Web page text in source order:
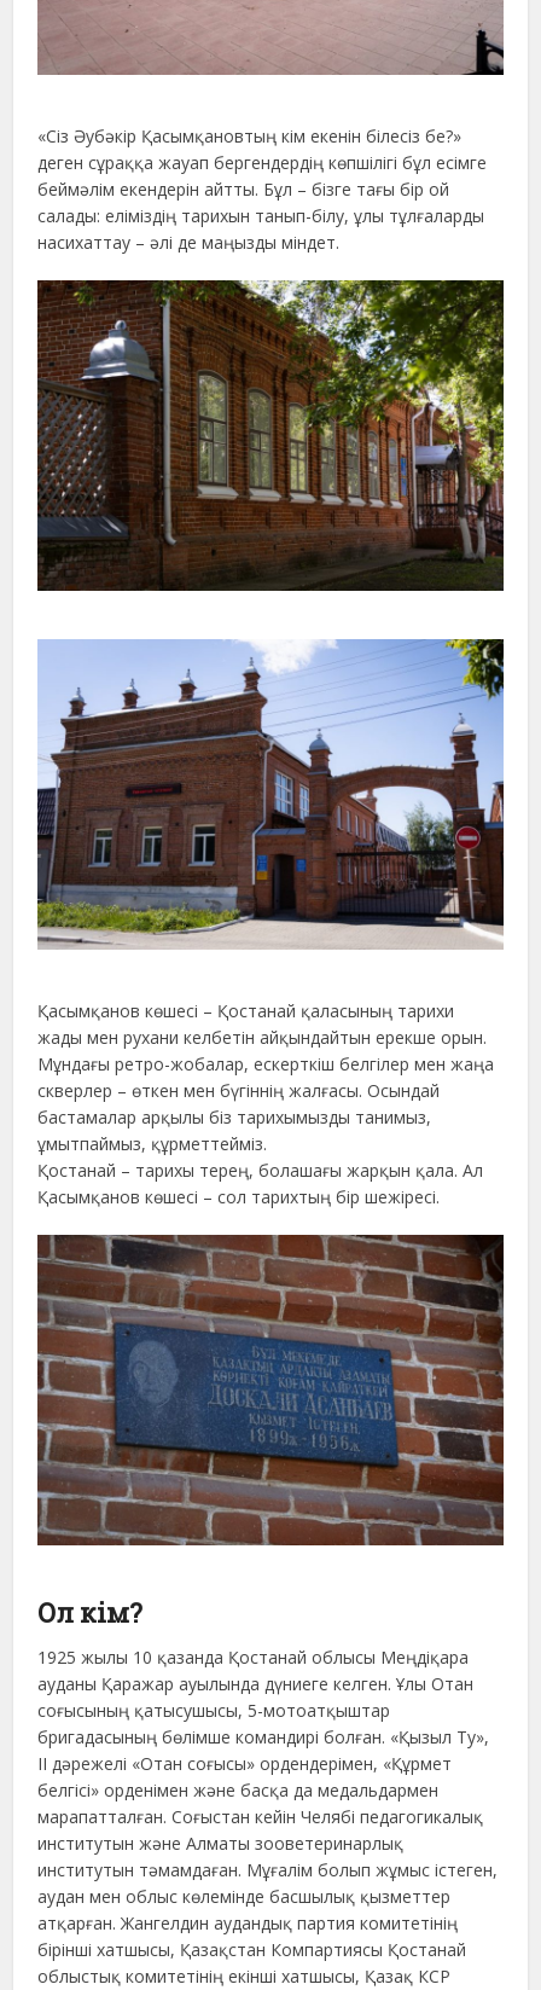
«Сіз Әубәкір Қасымқановтың кім екенін білесіз бе?»
деген сұраққа жауап бергендердің көпшілігі бұл есімге
беймәлім екендерін айтты. Бұл – бізге тағы бір ой
салады: еліміздің тарихын танып-білу, ұлы тұлғаларды
насихаттау – әлі де маңызды міндет.
Қасымқанов көшесі – Қостанай қаласының тарихи
жады мен рухани келбетін айқындайтын ерекше орын.
Мұндағы ретро-жобалар, ескерткіш белгілер мен жаңа
скверлер – өткен мен бүгіннің жалғасы. Осындай
бастамалар арқылы біз тарихымызды танимыз,
ұмытпаймыз, құрметтейміз.
Қостанай – тарихы терең, болашағы жарқын қала. Ал
Қасымқанов көшесі – сол тарихтың бір шежіресі.
Ол кім?
1925 жылы 10 қазанда Қостанай облысы Меңдіқара
ауданы Қаражар ауылында дүниеге келген. Ұлы Отан
соғысының қатысушысы, 5-мотоатқыштар
бригадасының бөлімше командирі болған. «Қызыл Ту»,
ІІ дәрежелі «Отан соғысы» ордендерімен, «Құрмет
белгісі» орденімен және басқа да медальдармен
марапатталған. Соғыстан кейін Челябі педагогикалық
институтын және Алматы зооветеринарлық
институтын тәмамдаған. Мұғалім болып жұмыс істеген,
аудан мен облыс көлемінде басшылық қызметтер
атқарған. Жангелдин аудандық партия комитетінің
бірінші хатшысы, Қазақстан Компартиясы Қостанай
облыстық комитетінің екінші хатшысы, Қазақ КСР